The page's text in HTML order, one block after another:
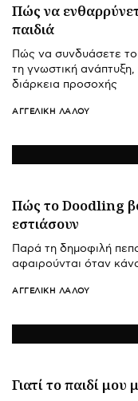
Πώς να
παιδιά
Πώς να συνδυάσετε το
τη γνωστική
διάρκεια προσοχής
ΑΓΓΕΛΙΚΉ ΛΆΛΟΥ
Πώς το Doodling
εστιάσουν
Παρά τη δημοφιλή
αφαιρούνται όταν
ΑΓΓΕΛΙΚΉ ΛΆΛΟΥ
Γιατί το παιδί